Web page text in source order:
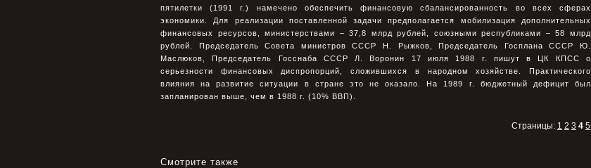
пятилетки (1991 г.) намечено обеспечить финансовую сбалансированность во всех сферах
экономики. Для реализации поставленной задачи предполагается мобилизация дополнительных
финансовых ресурсов, министерствами – 37,8 млрд рублей, союзными республиками – 58 млрд
рублей. Председатель Совета министров СССР Н. Рыжков, Председатель Госплана СССР Ю.
Маслюков, Председатель Госснаба СССР Л. Воронин 17 июля 1988 г. пишут в ЦК КПСС о
серьезности финансовых диспропорций, сложившихся в народном хозяйстве. Практического
влияния на развитие ситуации в стране это не оказало. На 1989 г. бюджетный дефицит был
запланирован выше, чем в 1988 г. (10% ВВП).
Страницы: 1 2 3 4 5
Смотрите также